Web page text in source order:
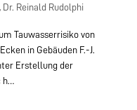
Dr. Reinald Rudolphi
Tauwasserrisiko von
in Gebäuden F.-J.
Erstellung der